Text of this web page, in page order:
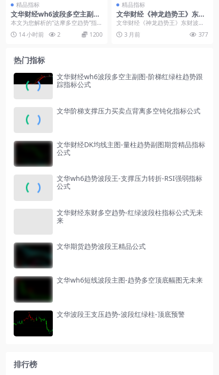
精品指标
文华财经wh6波段多空主副图-
阶梯红绿柱趋势跟踪指标公式
本文为您解析的“达摩多空趋势”指标
体系，采用主图趋势跟踪与幅图双
柱测力的黄金组合...
14 小时前 2 1200
精品指标
文华财经《神龙趋势王》东财
波段多空-macd改良版指标公
式
文华财经《神龙趋势王》东财波段
多空-macd改良版指标公式： 1本
套指标包括：乾...
3 月前 377
热门指标
文华财经wh6波段多空主副图-阶梯红绿柱趋势跟
踪指标公式
文华阶梯支撑压力买卖点背离多空钝化指标公式
文华财经DK均线主图-量柱趋势副图期货精品指标
公式
文华wh6趋势波段王-支撑压力转折-RSI强弱指标
公式
文华财经东财多空趋势-红绿波段柱指标公式无未
来
文华期货趋势波段王精品公式
文华wh6短线波段主图-趋势多空顶底幅图无未来
文华波段王支压趋势-波段红绿柱-顶底预警
排行榜